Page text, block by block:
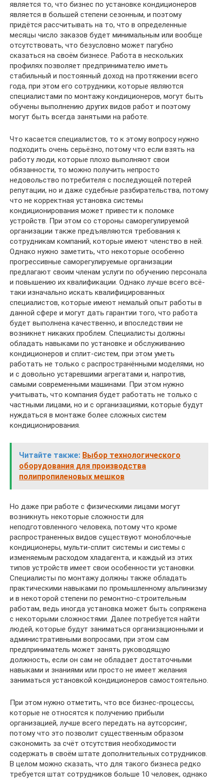
является то, что бизнес по установке кондиционеров
является в большей степени сезонным, и поэтому
придётся рассчитывать на то, что в определенные
месяцы число заказов будет минимальным или вообще
отсутствовать, что безусловно может пагубно
сказаться на своём бизнесе. Работа в нескольких
профилях позволяет предпринимателю иметь
стабильный и постоянный доход на протяжении всего
года, при этом его сотрудники, которые являются
специалистами по монтажу кондиционеров, могут быть
обучены выполнению других видов работ и поэтому
могут быть всегда занятыми на работе.
Что касается специалистов, то к этому вопросу нужно
подходить очень серьёзно, потому что если взять на
работу люди, которые плохо выполняют свои
обязанности, то можно получить непросто
недовольство потребителя с последующей потерей
репутации, но и даже судебные разбирательства, потому
что не корректная установка системы
кондиционирования может привести к поломке
устройств. При этом со стороны саморегулируемой
организации также предъявляются требования к
сотрудникам компаний, которые имеют членство в ней.
Однако нужно заметить, что некоторые особенно
прогрессивные саморегулируемые организации
предлагают своим членам услуги по обучению персонала
и повышению их квалификации. Однако лучше всего всё-
таки изначально искать квалифицированных
специалистов, которые имеют немалый опыт работы в
данной сфере и могут дать гарантии того, что работа
будет выполнена качественно, и впоследствии не
возникнет никаких проблем. Специалисты должны
обладать навыками по установке и обслуживанию
кондиционеров и сплит-систем, при этом уметь
работать не только с распространёнными моделями, но
и с довольно устаревшими агрегатами и, напротив,
самыми современными машинами. При этом нужно
учитывать, что компания будет работать не только с
частными лицами, но и с организациями, которые будут
нуждаться в монтаже более сложных систем
кондиционирования.
Читайте также: Выбор технологического
оборудования для производства
полипропиленовых мешков
Но даже при работе с физическими лицами могут
возникнуть некоторые сложности для
неподготовленного человека, потому что кроме
распространенных видов существуют моноблочные
кондиционеры, мульти-сплит системы и системы с
изменяемым расходом хладагента, и каждый из этих
типов устройств имеет свои особенности установки.
Специалисты по монтажу должны также обладать
практическими навыками по промышленному альпинизму
и в некоторой степени по ремонтно-строительным
работам, ведь иногда установка может быть сопряжена
с некоторыми сложностями. Далее потребуется найти
людей, которые будут заниматься организационными и
административными вопросами, при этом сам
предприниматель может занять руководящую
должность, если он сам не обладает достаточными
навыками и знаниями или просто не имеет желания
заниматься установкой кондиционеров самостоятельно.
При этом нужно отметить, что все бизнес-процессы,
которые не относятся к получению прибыли
организацией, лучше всего передать на аутсорсинг,
потому что это позволит существенным образом
сэкономить за счёт отсутствия необходимости
содержать в своём штате дополнительных сотрудников.
В целом можно сказать, что для такого бизнеса редко
требуется штат сотрудников больше 10 человек, однако